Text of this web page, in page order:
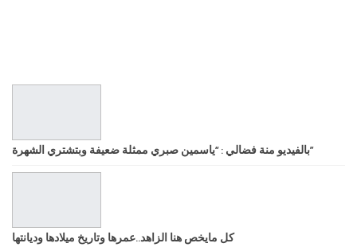
بالفيديو منة فضالي : “ياسمين صبري ممثلة ضعيفة وبتشتري الشهرة”
كل مايخص هنا الزاهد..عمرها وتاريخ ميلادها وديانتها